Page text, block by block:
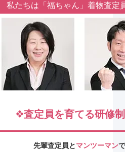
私たちは「福ちゃん」着物査定
査定員を育てる研修
先輩査定員とマンツーマンで